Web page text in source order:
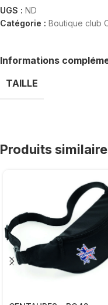
UGS : ND
Catégorie : Boutique club
Informations
TAILLE
Produits